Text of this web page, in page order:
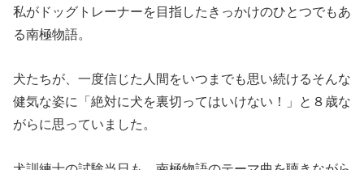
私がドッグトレーナーを目指したきっかけのひとつでもあ
る南極物語。
犬たちが、一度信じた人間をいつまでも思い続けるそんな
健気な姿に「絶対に犬を裏切ってはいけない！」と８歳な
がらに思っていました。